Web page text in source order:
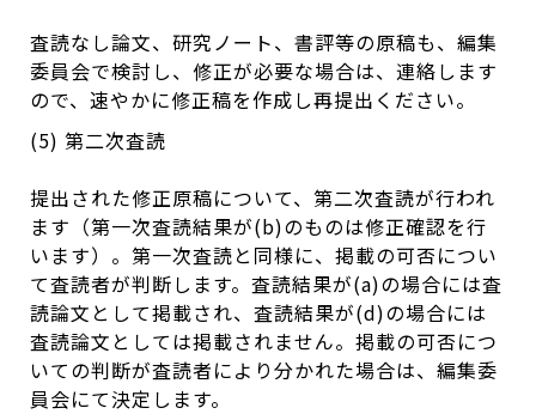
査読なし論文、研究ノート、書評等の原稿も、編集
委員会で検討し、修正が必要な場合は、連絡します
ので、速やかに修正稿を作成し再提出ください。
(5) 第二次査読
提出された修正原稿について、第二次査読が行われ
ます（第一次査読結果が(b)のものは修正確認を行
います）。第一次査読と同様に、掲載の可否につい
て査読者が判断します。査読結果が(a)の場合には査
読論文として掲載され、査読結果が(d)の場合には
査読論文としては掲載されません。掲載の可否につ
いての判断が査読者により分かれた場合は、編集委
員会にて決定します。